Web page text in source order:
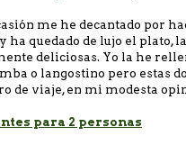
me he decantado por
ha quedado de lujo el plato,
deliciosas. Yo la he
o langostino pero estas
de viaje, en mi modesta
para 2 personas